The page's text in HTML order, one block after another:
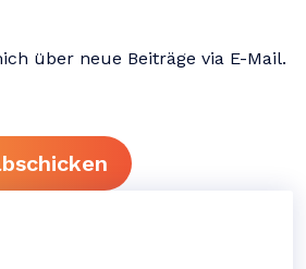
über neue Beiträge via E-Mail.